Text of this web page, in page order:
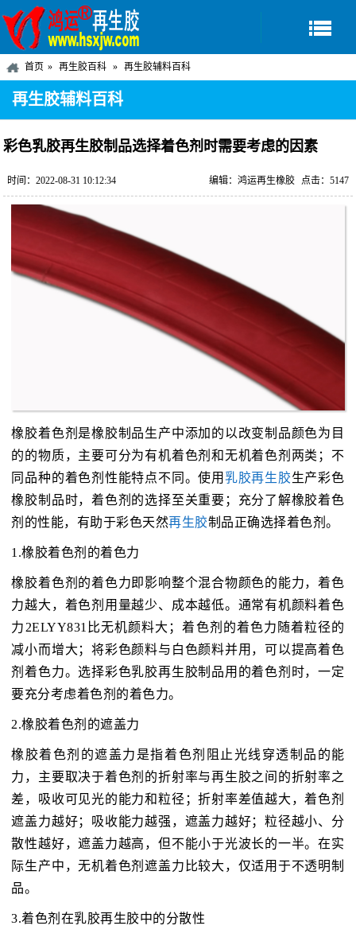
首页 再生胶百科 再生胶辅料百科
再生胶辅料百科
彩色乳胶再生胶制品选择着色剂时需要考虑的因素
时间：2022-08-31 10:12:34 点击：5147
编辑：鸿运再生橡胶
橡胶着色剂是橡胶制品生产中添加的以改变制品颜色为目
的的物质，主要可分为有机着色剂和无机着色剂两类；不
同品种的着色剂性能特点不同。使用 乳胶再生胶生产彩色
橡胶制品时，着色剂的选择至关重要；充分了解橡胶着色
剂的性能，有助于彩色天然再生胶制品正确选择着色剂。
1.橡胶着色剂的着色力
橡胶着色剂的着色力即影响整个混合物颜色的能力，着色
力越大，着色剂用量越少、成本越低。通常有机颜料着色
力2ELYY831比无机颜料大；着色剂的着色力随着粒径的
减小而增大；将彩色颜料与白色颜料并用，可以提高着色
剂着色力。选择彩色乳胶再生胶制品用的着色剂时，一定
要充分考虑着色剂的着色力。
2.橡胶着色剂的遮盖力
橡胶着色剂的遮盖力是指着色剂阻止光线穿透制品的能
力，主要取决于着色剂的折射率与再生胶之间的折射率之
差，吸收可见光的能力和粒径；折射率差值越大，着色剂
遮盖力越好；吸收能力越强，遮盖力越好；粒径越小、分
散性越好，遮盖力越高，但不能小于光波长的一半。在实
际生产中，无机着色剂遮盖力比较大，仅适用于不透明制
品。
3.着色剂在乳胶再生胶中的分散性